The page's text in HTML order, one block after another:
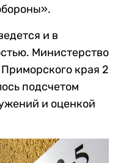
и в
Министерство
края 2
подсчетом
и оценкой